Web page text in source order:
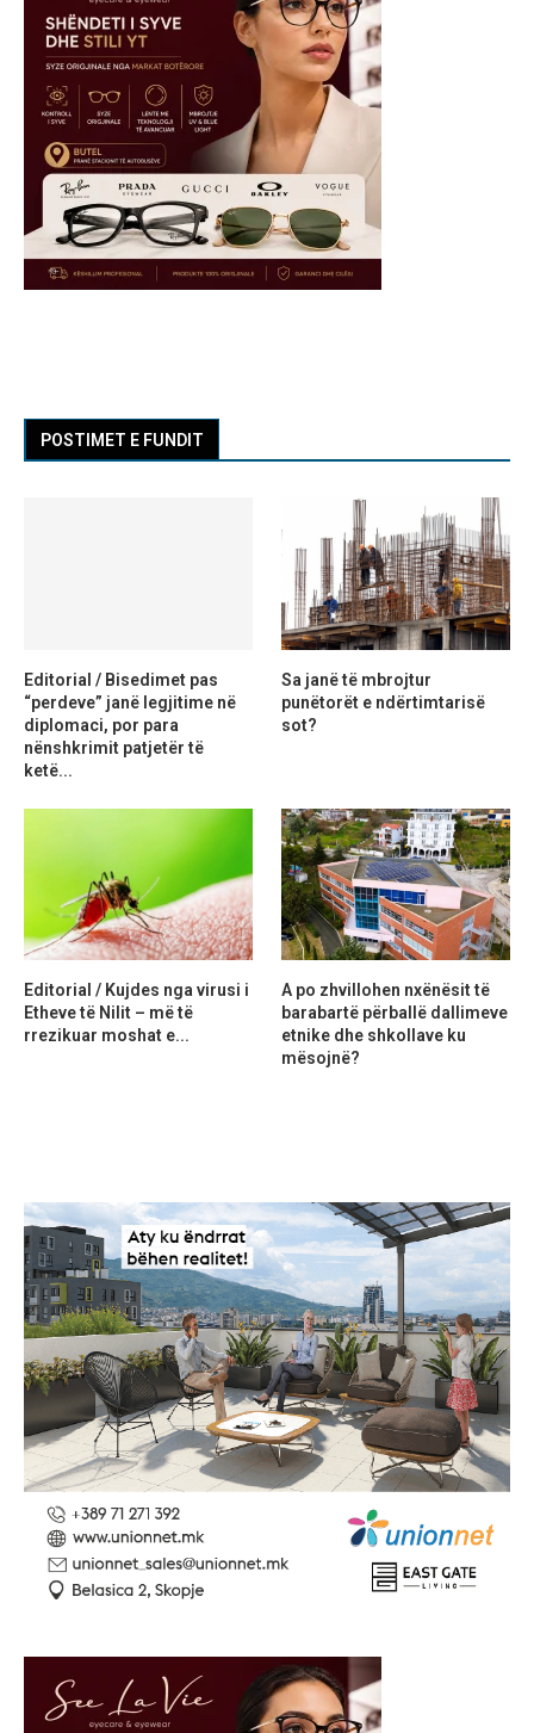
POSTIMET E FUNDIT
Editorial / Bisedimet pas
“perdeve” janë legjitime në
diplomaci, por para
nënshkrimit patjetër të
ketë...
Sa janë të mbrojtur
punëtorët e ndërtimtarisë
sot?
Editorial / Kujdes nga virusi i
Etheve të Nilit – më të
rrezikuar moshat e...
A po zhvillohen nxënësit të
barabartë përballë dallimeve
etnike dhe shkollave ku
mësojnë?